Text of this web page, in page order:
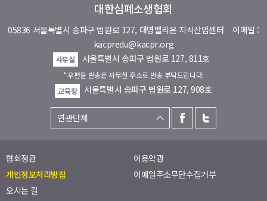
대한심폐소생협회
05836 서울특별시 송파구 법원로 127, 대명벨리온 지식산업센터 이메일 :
kacpredu@kacpr.org
사무실 서울특별시 송파구 법원로 127, 811호
* 우편물 발송은 사무실 주소로 발송 부탁드립니다.
교육장
서울특별시 송파구 법원로 127, 908호
협회정관
이용약관
개인정보처리방침
이메일주소무단수집거부
오시는 길